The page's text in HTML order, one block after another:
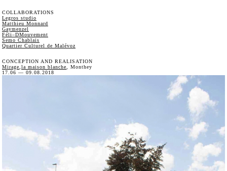
COLLABORATIONS
Legros studio
Matthieu Monnard
Gaymenzel
Féli–DMouvement
Semo Chablais
Quartier Culturel de Malévoz
CONCEPTION AND REALISATION
Mirage la maison blanche , Monthey
17.06 — 09.08.2018